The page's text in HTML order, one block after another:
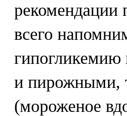
всего
и пирожными,
(мороженое